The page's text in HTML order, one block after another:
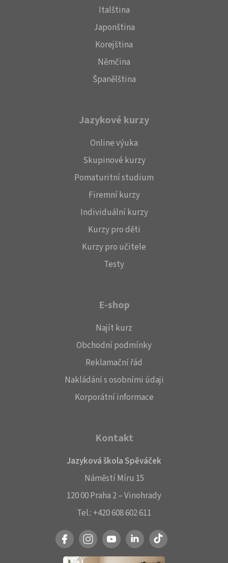
Italština
Japonština
Korejština
Němčina
Španělština
Jazykové kurzy
Online výuka
Skupinové kurzy
Pomaturitní studium
Firemní kurzy
Individuální kurzy
Kurzy pro děti
Kurzy pro učitele
Testy
E-shop
Najít kurz
Obchodní podmínky
Reklamační řád
Nakládání s osobními údaji
Korporátní informace
Kontakt
Jazyková škola Spěváček
Náměstí Míru 15
120 00 Praha 2 – Vinohrady
Tel.: +420 608 602 611